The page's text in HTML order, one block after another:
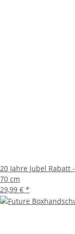
20 Jahre Jubel
70 cm
29,99 € *